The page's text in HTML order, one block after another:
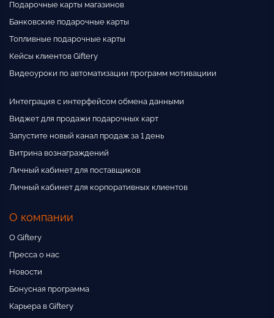
Подарочные карты магазинов
Банковские подарочные карты
Топливные подарочные карты
Кейсы клиентов Giftery
Видеоуроки по автоматизации программ мотивациии
Интеграция с интерфейсом обмена данными
Виджет для продажи подарочных карт
Запустите новый канал продаж за 1 день
Витрина вознаграждений
Личный кабинет для поставщиков
Личный кабинет для корпоративных клиентов
О компании
О Giftery
Пресса о нас
Новости
Бонусная программа
Карьера в Giftery